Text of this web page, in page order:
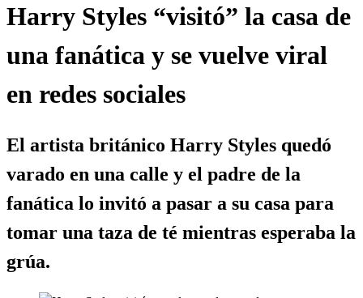
Harry Styles “visitó” la casa de
una fanática y se vuelve viral
en redes sociales
El artista británico Harry Styles quedó
varado en una calle y el padre de la
fanática lo invitó a pasar a su casa para
tomar una taza de té mientras esperaba la
grúa.